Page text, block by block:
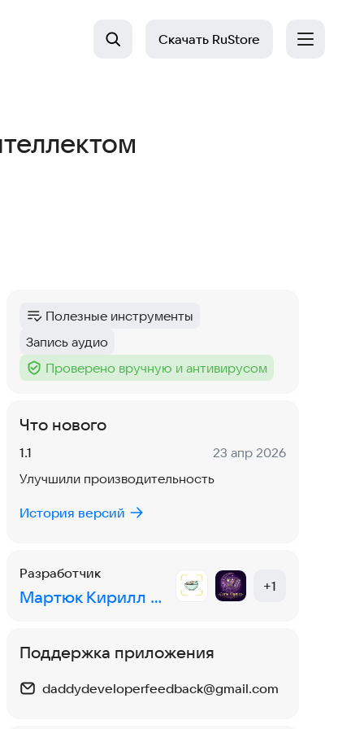
Скачать RuStore
Категория:
Полезные инструменты
Тег:
Запись аудио
Тег :
Проверено вручную и антивирусом
Что нового
Версия:
1.1 Дата:
23 апр 2026
Улучшили производительность
История версий
Разработчик
Мартюк Кирилл Дмитриевич
+1
Поддержка приложения
daddydeveloperfeedback@gmail.com